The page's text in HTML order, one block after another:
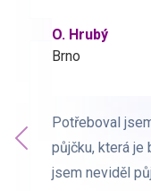
O. Hrubý
Brno
Potřeboval
půjčku, která je
jsem neviděl
D. Starý
Praha
Potřeboval
půjčku, která je
jsem neviděl
Předchozí